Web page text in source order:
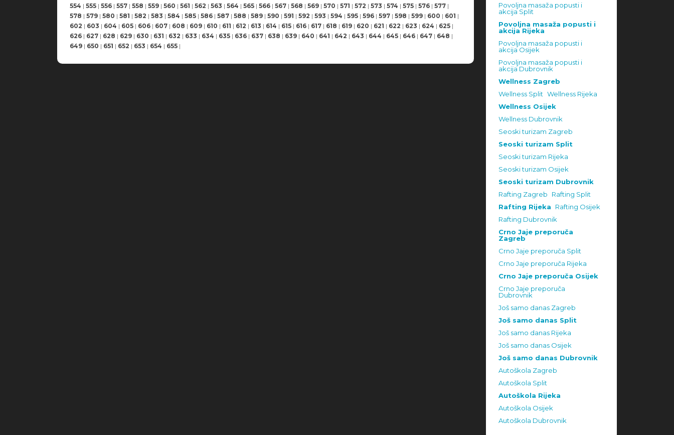
554 | 555 | 556 | 557 | 558 | 559 | 560 | 561 | 562 | 563 | 564 | 565 | 566 | 567 | 568 | 569 | 570 | 571 | 572 | 573 | 574 | 575 | 576 | 577 |
578 | 579 | 580 | 581 | 582 | 583 | 584 | 585 | 586 | 587 | 588 | 589 | 590 | 591 | 592 | 593 | 594 | 595 | 596 | 597 | 598 | 599 | 600 | 601 |
602 | 603 | 604 | 605 | 606 | 607 | 608 | 609 | 610 | 611 | 612 | 613 | 614 | 615 | 616 | 617 | 618 | 619 | 620 | 621 | 622 | 623 | 624 | 625 |
626 | 627 | 628 | 629 | 630 | 631 | 632 | 633 | 634 | 635 | 636 | 637 | 638 | 639 | 640 | 641 | 642 | 643 | 644 | 645 | 646 | 647 | 648 |
649 | 650 | 651 | 652 | 653 | 654 | 655 |
Povoljna masaža popusti i
akcija Split
Povoljna masaža popusti i
akcija Rijeka
Povoljna masaža popusti i
akcija Osijek
Povoljna masaža popusti i
akcija Dubrovnik
Wellness Zagreb
Wellness Split Wellness Rijeka
Wellness Osijek
Wellness Dubrovnik
Seoski turizam Zagreb
Seoski turizam Split
Seoski turizam Rijeka
Seoski turizam Osijek
Seoski turizam Dubrovnik
Rafting Zagreb
Rafting Split
Rafting Rijeka
Rafting Osijek
Rafting Dubrovnik
Crno Jaje preporuča
Zagreb
Crno Jaje preporuča Split
Crno Jaje preporuča Rijeka
Crno Jaje preporuča Osijek
Crno Jaje preporuča
Dubrovnik
Još samo danas Zagreb
Još samo danas Split
Još samo danas Rijeka
Još samo danas Osijek
Još samo danas Dubrovnik
Autoškola Zagreb
Autoškola Split
Autoškola Rijeka
Autoškola Osijek
Autoškola Dubrovnik